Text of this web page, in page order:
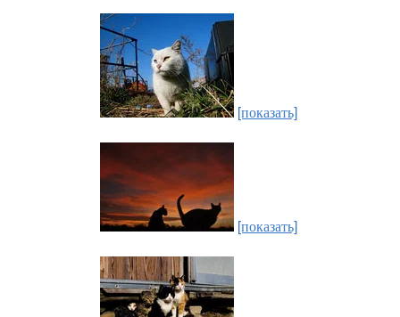
[показать]
[показать]